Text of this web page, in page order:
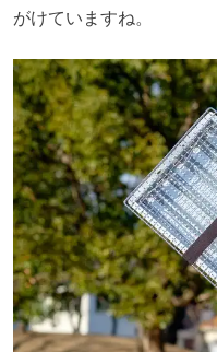
がけていますね。